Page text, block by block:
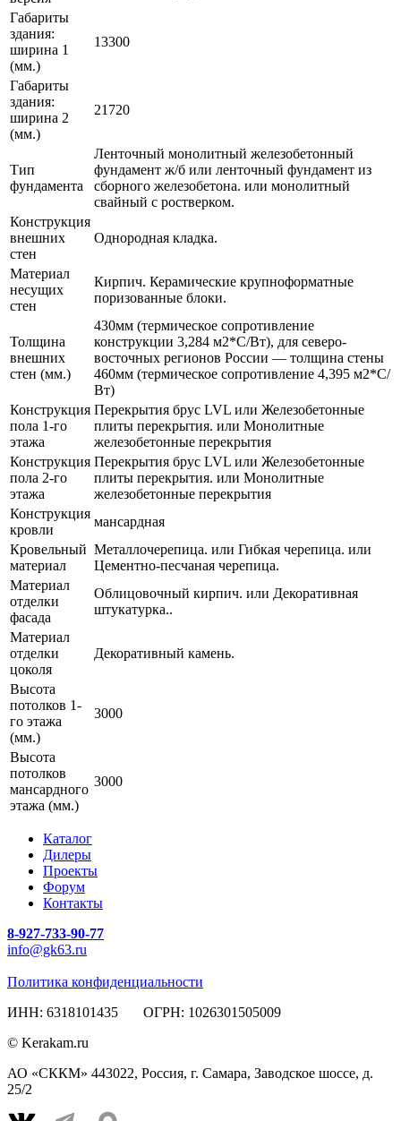
Габариты
здания:
ширина 1
(мм.)
13300
Габариты
здания:
ширина 2
(мм.)
21720
Тип
фундамента
Ленточный монолитный железобетонный
фундамент ж/б или ленточный фундамент из
сборного железобетона. или монолитный
свайный с ростверком.
Конструкция
внешних
стен
Однородная кладка.
Материал
несущих
стен
Кирпич. Керамические крупноформатные
поризованные блоки.
Толщина
внешних
стен (мм.)
430мм (термическое сопротивление
конструкции 3,284 м2*С/Вт), для северо-
восточных регионов России — толщина стены
460мм (термическое сопротивление 4,395 м2*С/
Вт)
Конструкция
пола 1-го
этажа
Перекрытия брус LVL или Железобетонные
плиты перекрытия. или Монолитные
железобетонные перекрытия
Конструкция
пола 2-го
этажа
Перекрытия брус LVL или Железобетонные
плиты перекрытия. или Монолитные
железобетонные перекрытия
Конструкция
кровли
мансардная
Кровельный
материал
Металлочерепица. или Гибкая черепица. или
Цементно-песчаная черепица.
Материал
отделки
фасада
Облицовочный кирпич. или Декоративная
штукатурка..
Материал
отделки
цоколя
Декоративный камень.
Высота
потолков 1-
го этажа
(мм.)
3000
Высота
потолков
мансардного
этажа (мм.)
3000
Каталог
Дилеры
Проекты
Форум
Контакты
8-927-733-90-77
info@gk63.ru
Политика конфиденциальности
ИНН: 6318101435 ОГРН: 1026301505009
© Kerakam.ru
АО «СККМ» 443022, Россия, г. Самара, Заводское шоссе, д.
25/2